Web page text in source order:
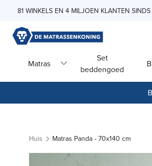
81 WINKELS EN 4 MILJOEN KLANTEN
Matras
Set
beddengoed
Huis Matras Panda - 70x140 cm